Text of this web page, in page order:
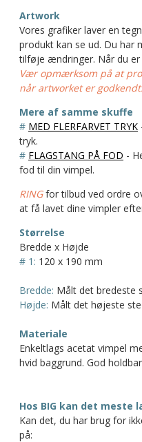
Artwork
Vores grafiker laver en
produkt kan se ud. Du har
tilføje ændringer. Når du
Vær opmærksom på at
når artworket er godkendt.
Mere af samme skuffe
# MED FLERFARVET TRYK
tryk.
# FLAGSTANG PÅ FOD -
fod til din vimpel.
RINGfor tilbud ved ordre
at få lavet dine vimpler
Størrelse
Bredde x Højde
# 1: 120 x 190 mm
Bredde: Målt det bredeste
Højde: Målt det højeste
Materiale
Enkeltlags acetat vimpel
hvid baggrund. God
Hos BIG kan det meste
Kan det, du har brug for
på: